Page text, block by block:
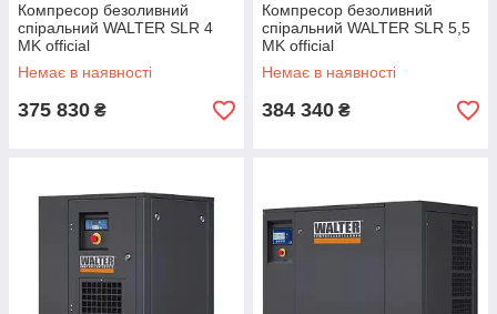
Компресор безоливний
спіральний WALTER SLR 4
MK official
Немає в наявності
375 830 ₴
Компресор безоливний
спіральний WALTER SLR 5,5
MK official
Немає в наявності
384 340 ₴